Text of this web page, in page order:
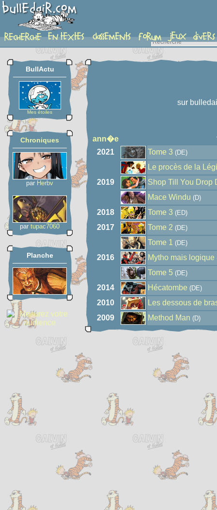
auteur
BullActu
Mes étoiles
Chroniques
par Herbv
par tupac7060
Planche
sur
ann�e
2021
Tome 3 (DE)
Le procès de la
2019
Shop Till You Drop
Mace Windu (D)
2018 Tome 3 (ED)
2017 Tome 2 (DE)
Tome 1 (DE)
2016 Mytho mais logique
Tome 5 (DE)
2014 Hécatombe (DE)
2010
Les dessous de
2009
Method Man (D)